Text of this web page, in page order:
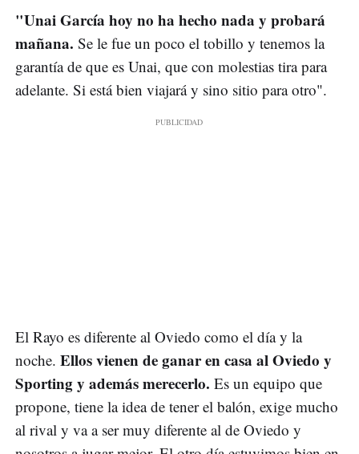
"Unai García hoy no ha hecho nada y probará
mañana. Se le fue un poco el tobillo y tenemos la
garantía de que es Unai, que con molestias tira para
adelante. Si está bien viajará y sino sitio para otro".
El Rayo es diferente al Oviedo como el día y la
noche. Ellos vienen de ganar en casa al Oviedo y
Sporting y además merecerlo. Es un equipo que
propone, tiene la idea de tener el balón, exige mucho
al rival y va a ser muy diferente al de Oviedo y